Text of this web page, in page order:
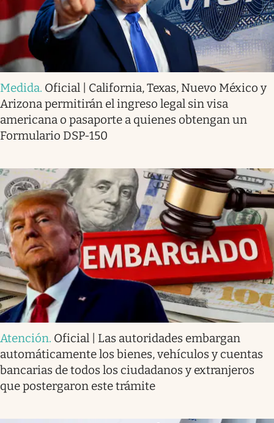
Medida. Oficial | California, Texas, Nuevo México y
Arizona permitirán el ingreso legal sin visa
americana o pasaporte a quienes obtengan un
Formulario DSP-150
Atención. Oficial | Las autoridades embargan
automáticamente los bienes, vehículos y cuentas
bancarias de todos los ciudadanos y extranjeros
que postergaron este trámite